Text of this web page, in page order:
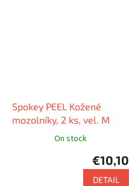
Spokey PEEL Kožené
mozolníky, 2 ks, vel. M
On stock
€10,10
DETAIL